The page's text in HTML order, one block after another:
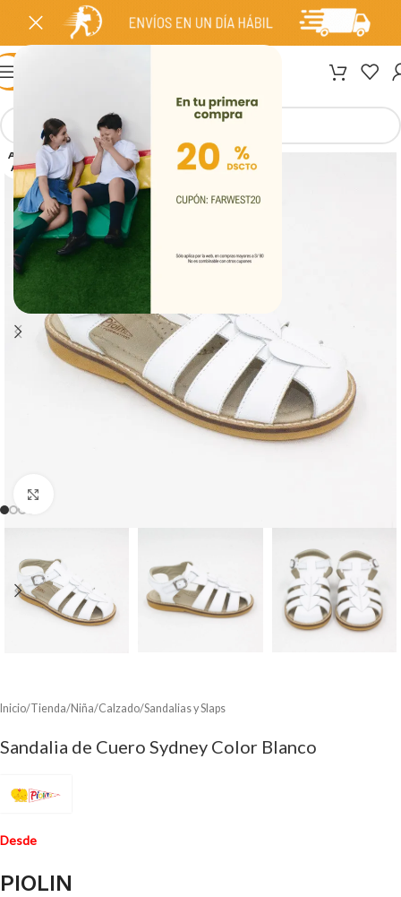
AGOT
ADO
Inicio/Tienda/Niña/Calzado/Sandalias y Slaps
Sandalia de Cuero Sydney Color Blanco
Desde
PIOLIN